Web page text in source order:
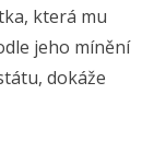
která mu
jeho mínění
dokáže